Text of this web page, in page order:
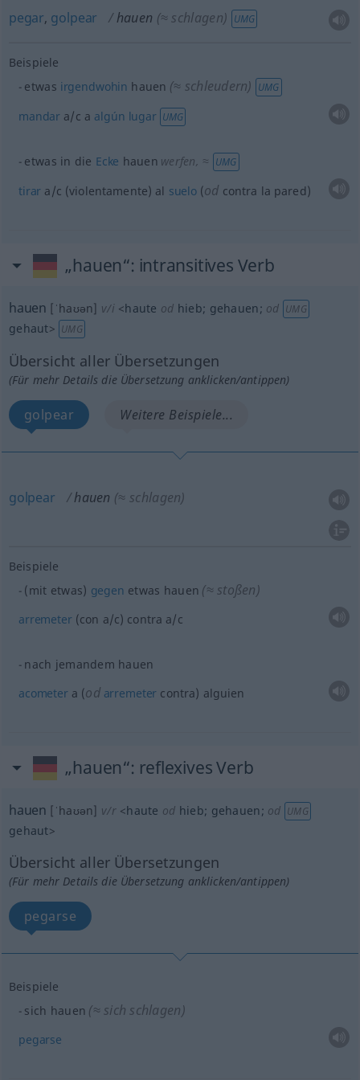
pegar, golpear hauen (≈ schlagen) UMG
Beispiele
etwas irgendwohin hauen (≈ schleudern) UMG
mandar a/c a algún lugar UMG
etwas in die Ecke hauen werfen, ≈ UMG
tirar a/c (violentamente) al suelo(od contra la pared)
„hauen“: intransitives Verb
hauen [ˈhaʊən] v/i <haute od hieb; gehauen; od UMG
gehaut> UMG
Übersicht aller Übersetzungen
(Für mehr Details die Übersetzung anklicken/antippen)
golpear Weitere Beispiele...
golpear hauen (≈ schlagen)
Beispiele
(mit etwas) gegen etwas hauen (≈ stoßen)
arremeter(con a/c) contra a/c
nach jemandem hauen
acometera (odarremeter contra) alguien
„hauen“: reflexives Verb
hauen [ˈhaʊən] v/r <haute od hieb; gehauen; od UMG
gehaut>
Übersicht aller Übersetzungen
(Für mehr Details die Übersetzung anklicken/antippen)
pegarse
Beispiele
sich hauen (≈ sich schlagen)
pegarse